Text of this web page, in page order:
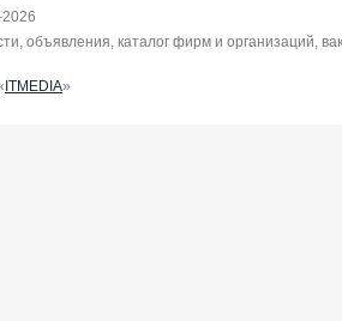
объявления, каталог фирм и организаций,
ITMEDIA»